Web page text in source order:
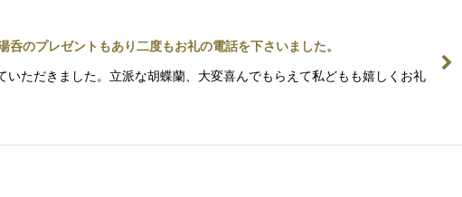
のプレゼントもあり二度もお礼の電話を下さいました。
ただきました。立派な胡蝶蘭、大変喜んでもらえて私どもも嬉しくお礼